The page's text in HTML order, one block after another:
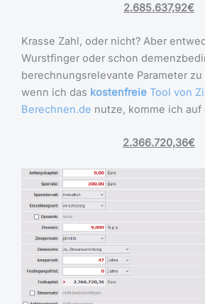
2.685.637,92€
Krasse Zahl, oder nicht? Aber
Wurstfinger oder schon
berechnungsrelevante Parameter
wenn ich das kostenfreie Tool von
Berechnen.de nutze, komme ich auf
2.366.720,36€